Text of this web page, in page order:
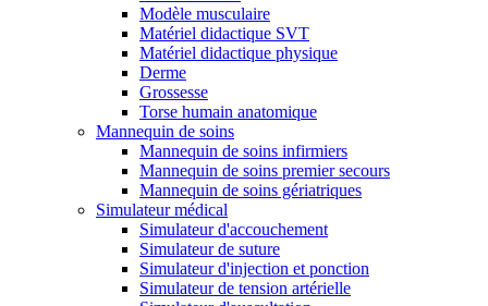
Modèle musculaire
Matériel didactique SVT
Matériel didactique physique
Derme
Grossesse
Torse humain anatomique
Mannequin de soins
Mannequin de soins infirmiers
Mannequin de soins premier secours
Mannequin de soins gériatriques
Simulateur médical
Simulateur d'accouchement
Simulateur de suture
Simulateur d'injection et ponction
Simulateur de tension artérielle